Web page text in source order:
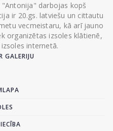
"Antonija" darbojas kopš
ir 20.gs. latviešu un cittautu
vecmeistaru, kā arī jauno
organizētas izsoles klātienē,
internetā.
GALERIJU